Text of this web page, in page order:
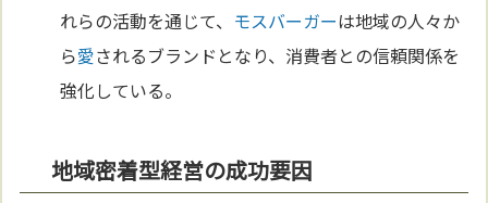
れらの活動を通じて、 モスバーガーは地域の人々か
ら愛されるブランドとなり、消費者との信頼関係を
強化している。
地域密着型経営の成功要因